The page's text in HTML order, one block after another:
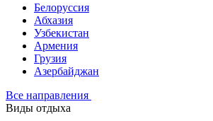
Белоруссия
Абхазия
Узбекистан
Армения
Грузия
Азербайджан
Все направления
Виды отдыха